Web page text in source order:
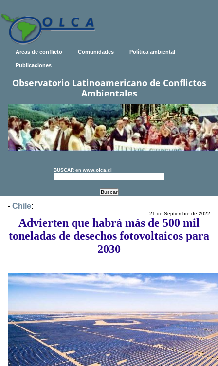
Areas de conflicto Comunidades Política ambiental
Publicaciones
Observatorio Latinoamericano de Conflictos
Ambientales
BUSCAR en www.olca.cl
- Chile:
21 de Septiembre de 2022
Advierten que habrá más de 500 mil
toneladas de desechos fotovoltaicos para
2030